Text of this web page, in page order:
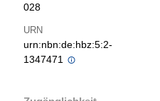
028
URN
urn:nbn:de:hbz:5:2-
1347471